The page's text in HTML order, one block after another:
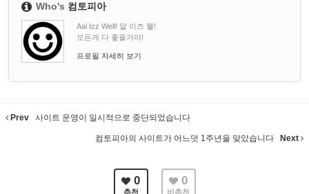
Who's 컴토피아
Aal Izz Well! 알 이즈 웰!
모든게 다 좋을거야!
프로필 자세히 보기
Prev 사이트 운영이 일시적으로 중단되었습니다
컴토피아의 사이트가 어느덧 1주년을 맞았습니다 Next
0
추천
0
비추천